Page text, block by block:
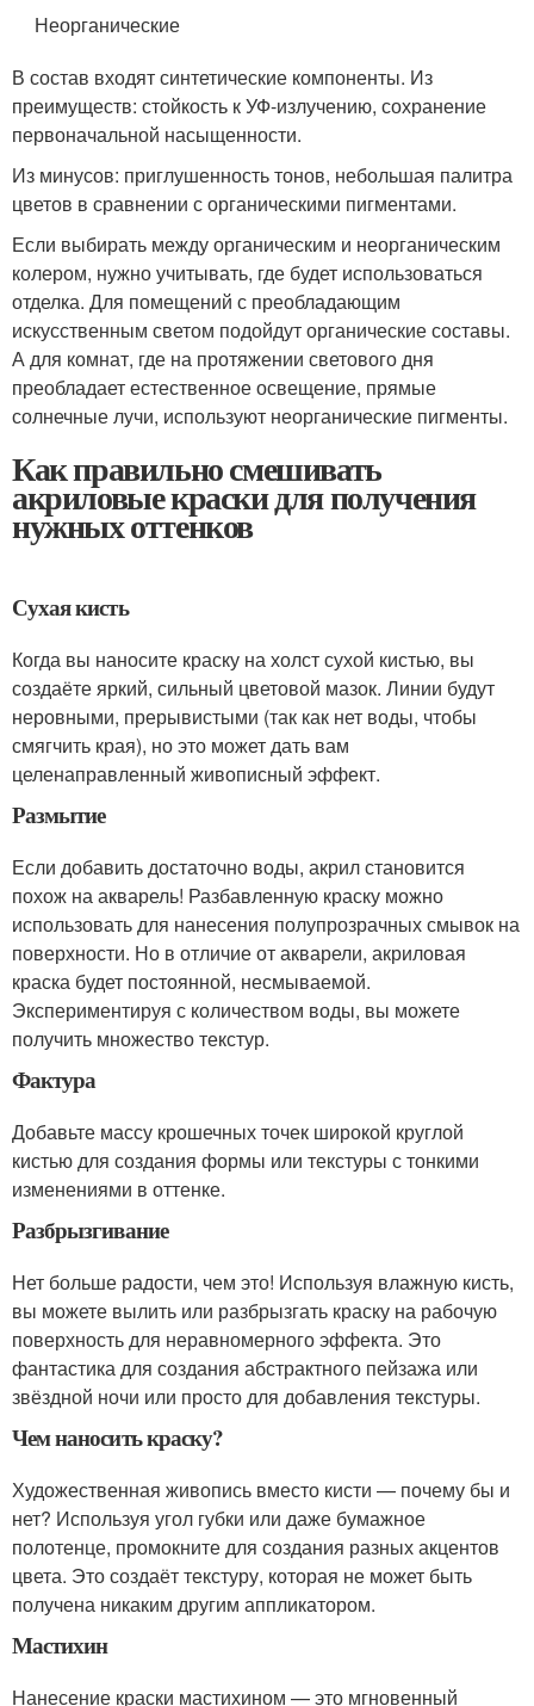
Неорганические
В состав входят синтетические компоненты. Из
преимуществ: стойкость к УФ-излучению, сохранение
первоначальной насыщенности.
Из минусов: приглушенность тонов, небольшая палитра
цветов в сравнении с органическими пигментами.
Если выбирать между органическим и неорганическим
колером, нужно учитывать, где будет использоваться
отделка. Для помещений с преобладающим
искусственным светом подойдут органические составы.
А для комнат, где на протяжении светового дня
преобладает естественное освещение, прямые
солнечные лучи, используют неорганические пигменты.
Как правильно смешивать
акриловые краски для получения
нужных оттенков
Сухая кисть
Когда вы наносите краску на холст сухой кистью, вы
создаёте яркий, сильный цветовой мазок. Линии будут
неровными, прерывистыми (так как нет воды, чтобы
смягчить края), но это может дать вам
целенаправленный живописный эффект.
Размытие
Если добавить достаточно воды, акрил становится
похож на акварель! Разбавленную краску можно
использовать для нанесения полупрозрачных смывок на
поверхности. Но в отличие от акварели, акриловая
краска будет постоянной, несмываемой.
Экспериментируя с количеством воды, вы можете
получить множество текстур.
Фактура
Добавьте массу крошечных точек широкой круглой
кистью для создания формы или текстуры с тонкими
изменениями в оттенке.
Разбрызгивание
Нет больше радости, чем это! Используя влажную кисть,
вы можете вылить или разбрызгать краску на рабочую
поверхность для неравномерного эффекта. Это
фантастика для создания абстрактного пейзажа или
звёздной ночи или просто для добавления текстуры.
Чем наносить краску?
Художественная живопись вместо кисти — почему бы и
нет? Используя угол губки или даже бумажное
полотенце, промокните для создания разных акцентов
цвета. Это создаёт текстуру, которая не может быть
получена никаким другим аппликатором.
Мастихин
Нанесение краски мастихином — это мгновенный